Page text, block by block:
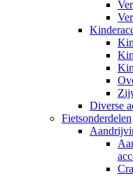
Diverse
Fietsonderdelen